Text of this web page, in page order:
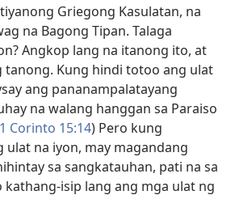
Griegong Kasulatan, na
na Bagong Tipan. Talaga
Angkop lang na itanong ito, at
tanong. Kung hindi totoo ang ulat
ang pananampalatayang
na walang hanggan sa Paraiso
1 Corinto 15:14) Pero kung
ulat na iyon, may magandang
sa sangkatauhan, pati na sa
kathang-isip lang ang mga ulat ng